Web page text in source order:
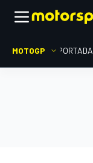
MOTOGP PORTADA